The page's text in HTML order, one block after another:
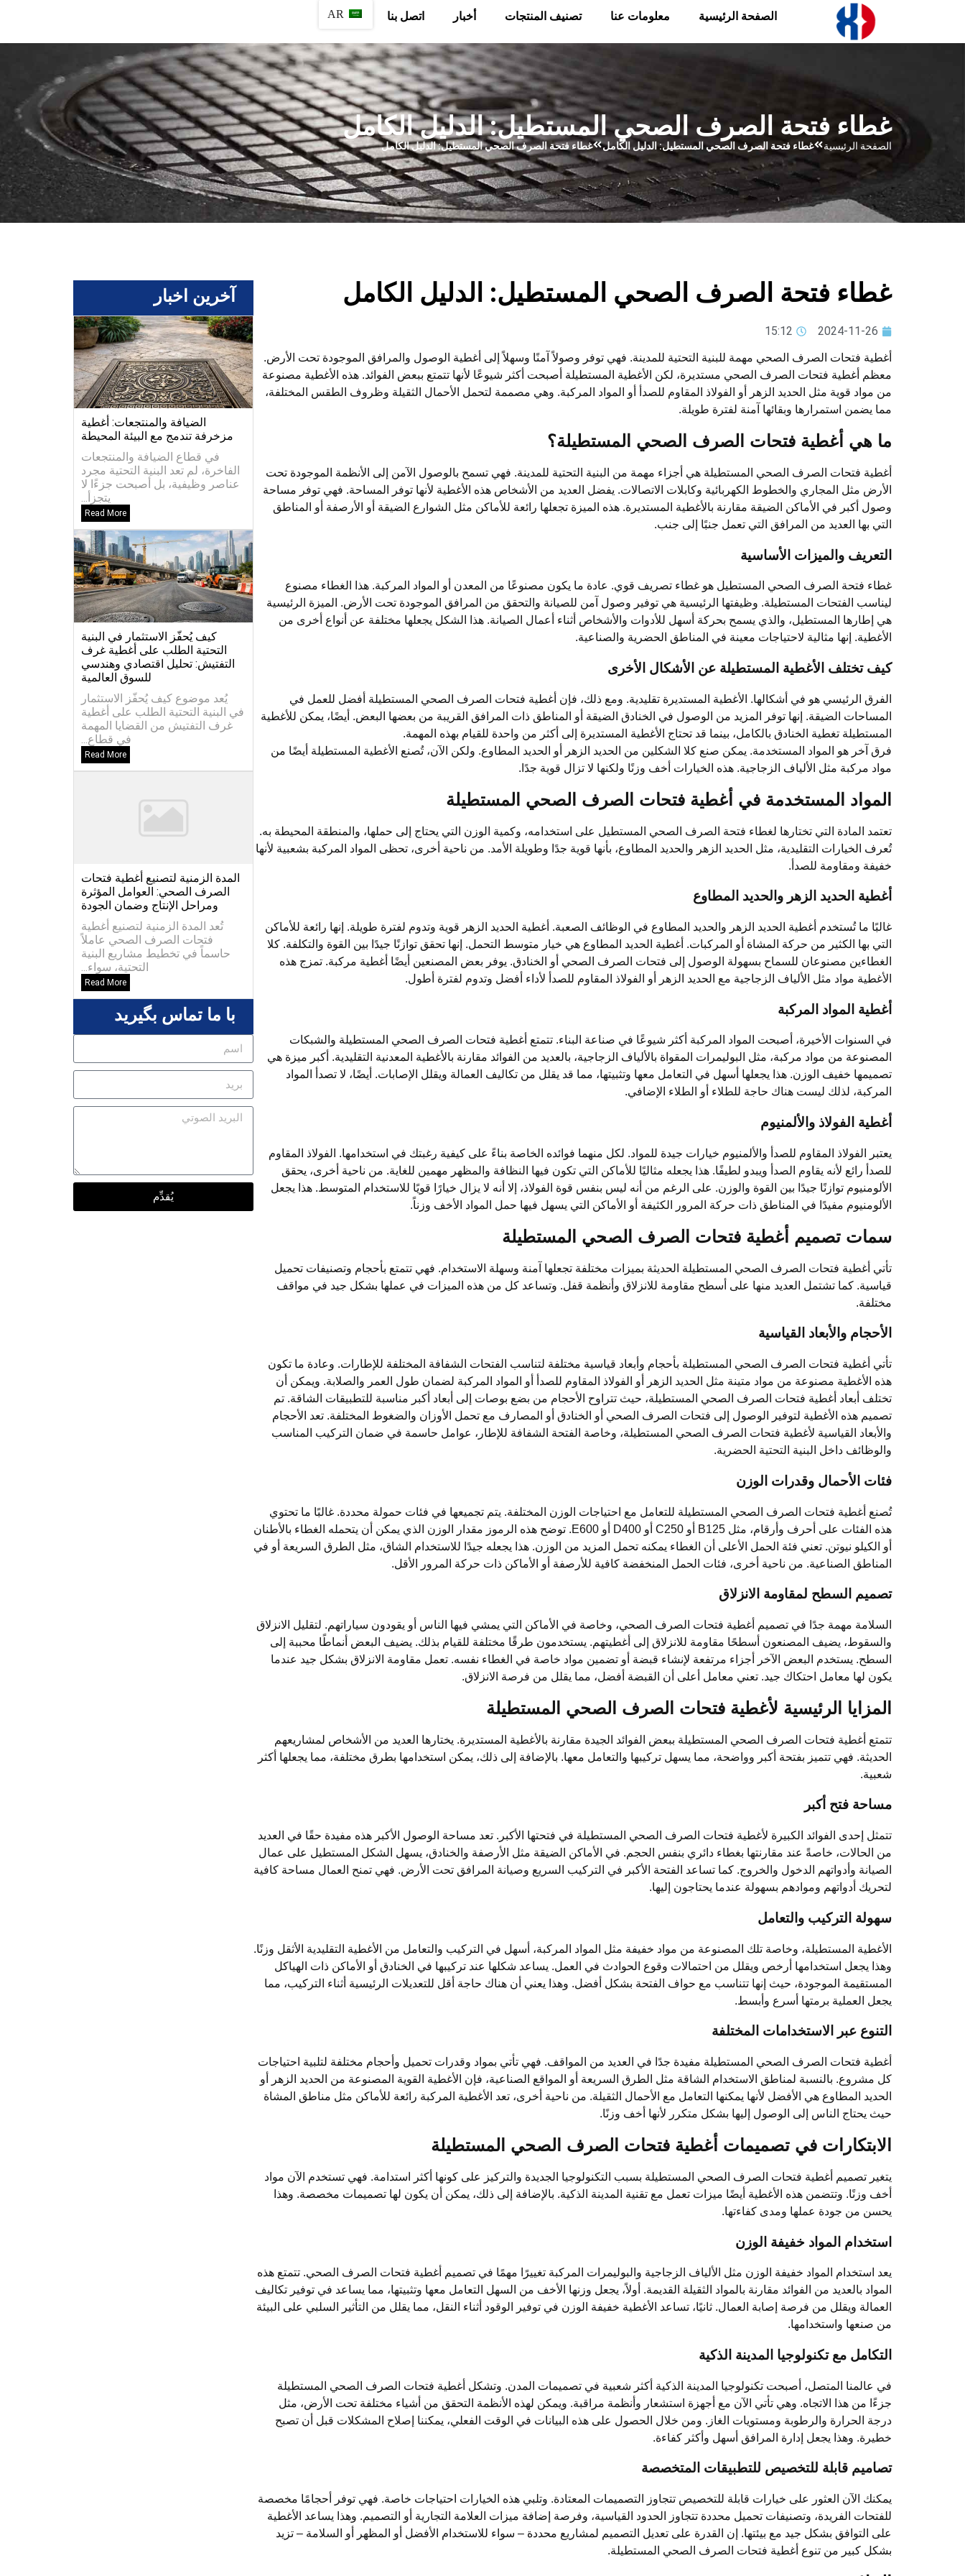
الصفحة الرئيسية معلومات عنا تصنيف المنتجات أخبار اتصل بنا
غطاء فتحة الصرف الصحي المستطيل: الدليل الكامل
الصفحة الرئيسية غطاء فتحة الصرف الصحي المستطيل: الدليل الكامل غطاء فتحة الصرف الصحي المستطيل: الدليل الكامل
غطاء فتحة الصرف الصحي المستطيل: الدليل الكامل
2024-11-26
15:12
أغطية فتحات الصرف الصحي مهمة للبنية التحتية للمدينة. فهي توفر وصولاً آمنًا وسهلاً إلى أغطية الوصول والمرافق الموجودة تحت الأرض.
معظم أغطية فتحات الصرف الصحي مستديرة، لكن الأغطية المستطيلة أصبحت أكثر شيوعًا لأنها تتمتع ببعض الفوائد. هذه الأغطية مصنوعة
من مواد قوية مثل الحديد الزهر أو الفولاذ المقاوم للصدأ أو المواد المركبة. وهي مصممة لتحمل الأحمال الثقيلة وظروف الطقس المختلفة،
مما يضمن استمرارها وبقائها آمنة لفترة طويلة.
ما هي أغطية فتحات الصرف الصحي المستطيلة؟
أغطية فتحات الصرف الصحي المستطيلة هي أجزاء مهمة من البنية التحتية للمدينة. فهي تسمح بالوصول الآمن إلى الأنظمة الموجودة تحت
الأرض مثل المجاري والخطوط الكهربائية وكابلات الاتصالات. يفضل العديد من الأشخاص هذه الأغطية لأنها توفر المساحة. فهي توفر مساحة
وصول أكبر في الأماكن الضيقة مقارنة بالأغطية المستديرة. هذه الميزة تجعلها رائعة للأماكن مثل الشوارع الضيقة أو الأرصفة أو المناطق
التي بها العديد من المرافق التي تعمل جنبًا إلى جنب.
التعريف والميزات الأساسية
غطاء فتحة الصرف الصحي المستطيل هو غطاء تصريف قوي. عادة ما يكون مصنوعًا من المعدن أو المواد المركبة. هذا الغطاء مصنوع
ليناسب الفتحات المستطيلة. وظيفتها الرئيسية هي توفير وصول آمن للصيانة والتحقق من المرافق الموجودة تحت الأرض. الميزة الرئيسية
هي إطارها المستطيل، والذي يسمح بحركة أسهل للأدوات والأشخاص أثناء أعمال الصيانة. هذا الشكل يجعلها مختلفة عن أنواع أخرى من
الأغطية. إنها مثالية لاحتياجات معينة في المناطق الحضرية والصناعية.
كيف تختلف الأغطية المستطيلة عن الأشكال الأخرى
الفرق الرئيسي هو في أشكالها. الأغطية المستديرة تقليدية. ومع ذلك، فإن أغطية فتحات الصرف الصحي المستطيلة أفضل للعمل في
المساحات الضيقة. إنها توفر المزيد من الوصول في الخنادق الضيقة أو المناطق ذات المرافق القريبة من بعضها البعض. أيضًا، يمكن للأغطية
المستطيلة تغطية الخنادق بالكامل، بينما قد تحتاج الأغطية المستديرة إلى أكثر من واحدة للقيام بهذه المهمة.
فرق آخر هو المواد المستخدمة. يمكن صنع كلا الشكلين من الحديد الزهر أو الحديد المطاوع. ولكن الآن، تُصنع الأغطية المستطيلة أيضًا من
مواد مركبة مثل الألياف الزجاجية. هذه الخيارات أخف وزنًا ولكنها لا تزال قوية جدًا.
المواد المستخدمة في أغطية فتحات الصرف الصحي المستطيلة
تعتمد المادة التي تختارها لغطاء فتحة الصرف الصحي المستطيل على استخدامه، وكمية الوزن التي يحتاج إلى حملها، والمنطقة المحيطة به.
تُعرف الخيارات التقليدية، مثل الحديد الزهر والحديد المطاوع، بأنها قوية جدًا وطويلة الأمد. من ناحية أخرى، تحظى المواد المركبة بشعبية لأنها
خفيفة ومقاومة للصدأ.
أغطية الحديد الزهر والحديد المطاوع
غالبًا ما تُستخدم أغطية الحديد الزهر والحديد المطاوع في الوظائف الصعبة. أغطية الحديد الزهر قوية وتدوم لفترة طويلة. إنها رائعة للأماكن
التي بها الكثير من حركة المشاة أو المركبات. أغطية الحديد المطاوع هي خيار متوسط ​​التحمل. إنها تحقق توازنًا جيدًا بين القوة والتكلفة. كلا
الغطاءين مصنوعان للسماح بسهولة الوصول إلى فتحات الصرف الصحي أو الخنادق. يوفر بعض المصنعين أيضًا أغطية مركبة. تمزج هذه
الأغطية مواد مثل الألياف الزجاجية مع الحديد الزهر أو الفولاذ المقاوم للصدأ لأداء أفضل وتدوم لفترة أطول.
أغطية المواد المركبة
في السنوات الأخيرة، أصبحت المواد المركبة أكثر شيوعًا في صناعة البناء. تتمتع أغطية فتحات الصرف الصحي المستطيلة والشبكات
المصنوعة من مواد مركبة، مثل البوليمرات المقواة بالألياف الزجاجية، بالعديد من الفوائد مقارنة بالأغطية المعدنية التقليدية. أكبر ميزة هي
تصميمها خفيف الوزن. هذا يجعلها أسهل في التعامل معها وتثبيتها، مما قد يقلل من تكاليف العمالة ويقلل الإصابات. أيضًا، لا تصدأ المواد
المركبة، لذلك ليست هناك حاجة للطلاء أو الطلاء الإضافي.
أغطية الفولاذ والألمنيوم
يعتبر الفولاذ المقاوم للصدأ والألمنيوم خيارات جيدة للمواد. لكل منهما فوائده الخاصة بناءً على كيفية رغبتك في استخدامها. الفولاذ المقاوم
للصدأ رائع لأنه يقاوم الصدأ ويبدو لطيفًا. هذا يجعله مثاليًا للأماكن التي تكون فيها النظافة والمظهر مهمين للغاية. من ناحية أخرى، يحقق
الألومنيوم توازنًا جيدًا بين القوة والوزن. على الرغم من أنه ليس بنفس قوة الفولاذ، إلا أنه لا يزال خيارًا قويًا للاستخدام المتوسط. هذا يجعل
الألومنيوم مفيدًا في المناطق ذات حركة المرور الكثيفة أو الأماكن التي يسهل فيها حمل المواد الأخف وزناً.
سمات تصميم أغطية فتحات الصرف الصحي المستطيلة
تأتي أغطية فتحات الصرف الصحي المستطيلة الحديثة بميزات مختلفة تجعلها آمنة وسهلة الاستخدام. فهي تتمتع بأحجام وتصنيفات تحميل
قياسية. كما تشتمل العديد منها على أسطح مقاومة للانزلاق وأنظمة قفل. وتساعد كل من هذه الميزات في عملها بشكل جيد في مواقف
مختلفة.
الأحجام والأبعاد القياسية
تأتي أغطية فتحات الصرف الصحي المستطيلة بأحجام وأبعاد قياسية مختلفة لتناسب الفتحات الشفافة المختلفة للإطارات. وعادة ما تكون
هذه الأغطية مصنوعة من مواد متينة مثل الحديد الزهر أو الفولاذ المقاوم للصدأ أو المواد المركبة لضمان طول العمر والصلابة. ويمكن أن
تختلف أبعاد أغطية فتحات الصرف الصحي المستطيلة، حيث تتراوح الأحجام من بضع بوصات إلى أبعاد أكبر مناسبة للتطبيقات الشاقة. تم
تصميم هذه الأغطية لتوفير الوصول إلى فتحات الصرف الصحي أو الخنادق أو المصارف مع تحمل الأوزان والضغوط المختلفة. تعد الأحجام
والأبعاد القياسية لأغطية فتحات الصرف الصحي المستطيلة، وخاصة الفتحة الشفافة للإطار، عوامل حاسمة في ضمان التركيب المناسب
والوظائف داخل البنية التحتية الحضرية.
فئات الأحمال وقدرات الوزن
تُصنع أغطية فتحات الصرف الصحي المستطيلة للتعامل مع احتياجات الوزن المختلفة. يتم تجميعها في فئات حمولة محددة. غالبًا ما تحتوي
هذه الفئات على أحرف وأرقام، مثل B125 أو C250 أو D400 أو E600. توضح هذه الرموز مقدار الوزن الذي يمكن أن يتحمله الغطاء بالأطنان
أو الكيلو نيوتن. تعني فئة الحمل الأعلى أن الغطاء يمكنه تحمل المزيد من الوزن. هذا يجعله جيدًا للاستخدام الشاق، مثل الطرق السريعة أو في
المناطق الصناعية. من ناحية أخرى، فئات الحمل المنخفضة كافية للأرصفة أو الأماكن ذات حركة المرور الأقل.
تصميم السطح لمقاومة الانزلاق
السلامة مهمة جدًا في تصميم أغطية فتحات الصرف الصحي، وخاصة في الأماكن التي يمشي فيها الناس أو يقودون سياراتهم. لتقليل الانزلاق
والسقوط، يضيف المصنعون أسطحًا مقاومة للانزلاق إلى أغطيتهم. يستخدمون طرقًا مختلفة للقيام بذلك. يضيف البعض أنماطًا محببة إلى
السطح. يستخدم البعض الآخر أجزاء مرتفعة لإنشاء قبضة أو تضمين مواد خاصة في الغطاء نفسه. تعمل مقاومة الانزلاق بشكل جيد عندما
يكون لها معامل احتكاك جيد. تعني معامل أعلى أن القبضة أفضل، مما يقلل من فرصة الانزلاق.
المزايا الرئيسية لأغطية فتحات الصرف الصحي المستطيلة
تتمتع أغطية فتحات الصرف الصحي المستطيلة ببعض الفوائد الجيدة مقارنة بالأغطية المستديرة. يختارها العديد من الأشخاص لمشاريعهم
الحديثة. فهي تتميز بفتحة أكبر وواضحة، مما يسهل تركيبها والتعامل معها. بالإضافة إلى ذلك، يمكن استخدامها بطرق مختلفة، مما يجعلها أكثر
شعبية.
مساحة فتح أكبر
تتمثل إحدى الفوائد الكبيرة لأغطية فتحات الصرف الصحي المستطيلة في فتحتها الأكبر. تعد مساحة الوصول الأكبر هذه مفيدة حقًا في العديد
من الحالات، خاصةً عند مقارنتها بغطاء دائري بنفس الحجم. في الأماكن الضيقة مثل الأرصفة والخنادق، يسهل الشكل المستطيل على عمال
الصيانة وأدواتهم الدخول والخروج. كما تساعد الفتحة الأكبر في التركيب السريع وصيانة المرافق تحت الأرض. فهي تمنح العمال مساحة كافية
لتحريك أدواتهم وموادهم بسهولة عندما يحتاجون إليها.
سهولة التركيب والتعامل
الأغطية المستطيلة، وخاصة تلك المصنوعة من مواد خفيفة مثل المواد المركبة، أسهل في التركيب والتعامل من الأغطية التقليدية الأثقل وزنًا.
وهذا يجعل استخدامها أرخص ويقلل من احتمالات وقوع الحوادث في العمل. يساعد شكلها عند تركيبها في الخنادق أو الأماكن ذات الهياكل
المستقيمة الموجودة، حيث إنها تتناسب مع حواف الفتحة بشكل أفضل. وهذا يعني أن هناك حاجة أقل للتعديلات الرئيسية أثناء التركيب، مما
يجعل العملية برمتها أسرع وأبسط.
التنوع عبر الاستخدامات المختلفة
أغطية فتحات الصرف الصحي المستطيلة مفيدة جدًا في العديد من المواقف. فهي تأتي بمواد وقدرات تحميل وأحجام مختلفة لتلبية احتياجات
كل مشروع. بالنسبة لمناطق الاستخدام الشاقة مثل الطرق السريعة أو المواقع الصناعية، فإن الأغطية القوية المصنوعة من الحديد الزهر أو
الحديد المطاوع هي الأفضل لأنها يمكنها التعامل مع الأحمال الثقيلة. من ناحية أخرى، تعد الأغطية المركبة رائعة للأماكن مثل مناطق المشاة
حيث يحتاج الناس إلى الوصول إليها بشكل متكرر لأنها أخف وزنًا.
الابتكارات في تصميمات أغطية فتحات الصرف الصحي المستطيلة
يتغير تصميم أغطية فتحات الصرف الصحي المستطيلة بسبب التكنولوجيا الجديدة والتركيز على كونها أكثر استدامة. فهي تستخدم الآن مواد
أخف وزنًا. وتتضمن هذه الأغطية أيضًا ميزات تعمل مع تقنية المدينة الذكية. بالإضافة إلى ذلك، يمكن أن يكون لها تصميمات مخصصة. وهذا
يحسن من جودة عملها ومدى كفاءتها.
استخدام المواد خفيفة الوزن
يعد استخدام المواد خفيفة الوزن مثل الألياف الزجاجية والبوليمرات المركبة تغييرًا مهمًا في تصميم أغطية فتحات الصرف الصحي. تتمتع هذه
المواد بالعديد من الفوائد مقارنة بالمواد الثقيلة القديمة. أولاً، يجعل وزنها الأخف من السهل التعامل معها وتثبيتها، مما يساعد في توفير تكاليف
العمالة ويقلل من فرصة إصابة العمال. ثانيًا، تساعد الأغطية خفيفة الوزن في توفير الوقود أثناء النقل، مما يقلل من التأثير السلبي على البيئة
من صنعها واستخدامها.
التكامل مع تكنولوجيا المدينة الذكية
في عالمنا المتصل، أصبحت تكنولوجيا المدينة الذكية أكثر شعبية في تصميمات المدن. وتشكل أغطية فتحات الصرف الصحي المستطيلة
جزءًا من هذا الاتجاه. وهي تأتي الآن مع أجهزة استشعار وأنظمة مراقبة. ويمكن لهذه الأنظمة التحقق من أشياء مختلفة تحت الأرض، مثل
درجة الحرارة والرطوبة ومستويات الغاز. ومن خلال الحصول على هذه البيانات في الوقت الفعلي، يمكننا إصلاح المشكلات قبل أن تصبح
خطيرة. وهذا يجعل إدارة المرافق أسهل وأكثر كفاءة.
تصاميم قابلة للتخصيص للتطبيقات المتخصصة
يمكنك الآن العثور على خيارات قابلة للتخصيص تتجاوز التصميمات المعتادة. وتلبي هذه الخيارات احتياجات خاصة. فهي توفر أحجامًا مخصصة
للفتحات الفريدة، وتصنيفات تحميل محددة تتجاوز الحدود القياسية، وفرصة إضافة ميزات العلامة التجارية أو التصميم. وهذا يساعد الأغطية
على التوافق بشكل جيد مع بيئتها. إن القدرة على تعديل التصميم لمشاريع محددة – سواء للاستخدام الأفضل أو المظهر أو السلامة – تزيد
بشكل كبير من تنوع أغطية فتحات الصرف الصحي المستطيلة.
آخرین اخبار
الضيافة والمنتجعات: أغطية
مزخرفة تندمج مع البيئة المحيطة
في قطاع الضيافة والمنتجعات
الفاخرة، لم تعد البنية التحتية مجرد
عناصر وظيفية، بل أصبحت جزءًا لا
يتجزأ...
Read More
كيف يُحفّز الاستثمار في البنية
التحتية الطلب على أغطية غرف
التفتيش: تحليل اقتصادي وهندسي
للسوق العالمية
يُعد موضوع كيف يُحفّز الاستثمار
في البنية التحتية الطلب على أغطية
غرف التفتيش من القضايا المهمة
في قطاع...
Read More
المدة الزمنية لتصنيع أغطية فتحات
الصرف الصحي: العوامل المؤثرة
ومراحل الإنتاج وضمان الجودة
تُعد المدة الزمنية لتصنيع أغطية
فتحات الصرف الصحي عاملاً
حاسماً في تخطيط مشاريع البنية
التحتية، سواء...
Read More
با ما تماس بگیرید
يُقدِّم